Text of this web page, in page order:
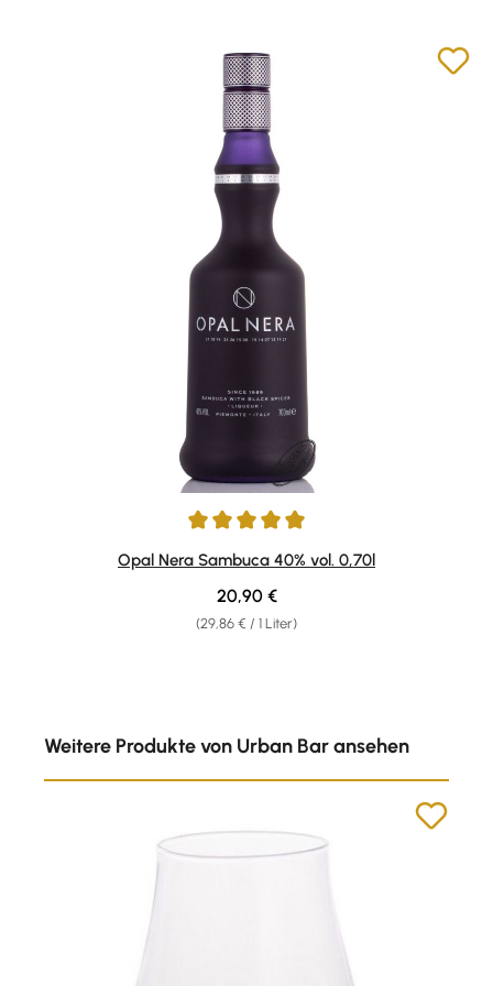
Durchschnittliche Bewertung von 5 von 5 Sternen
Opal Nera Sambuca 40% vol. 0,70l
(29,86 € / 1 Liter)
Regulärer Preis:
20,90 €
Weitere Produkte von Urban Bar ansehen